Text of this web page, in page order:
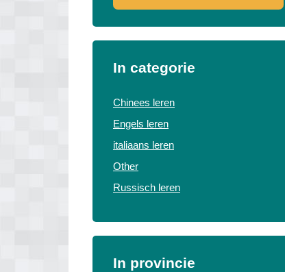
In categorie
Chinees leren
Engels leren
italiaans leren
Other
Russisch leren
In provincie